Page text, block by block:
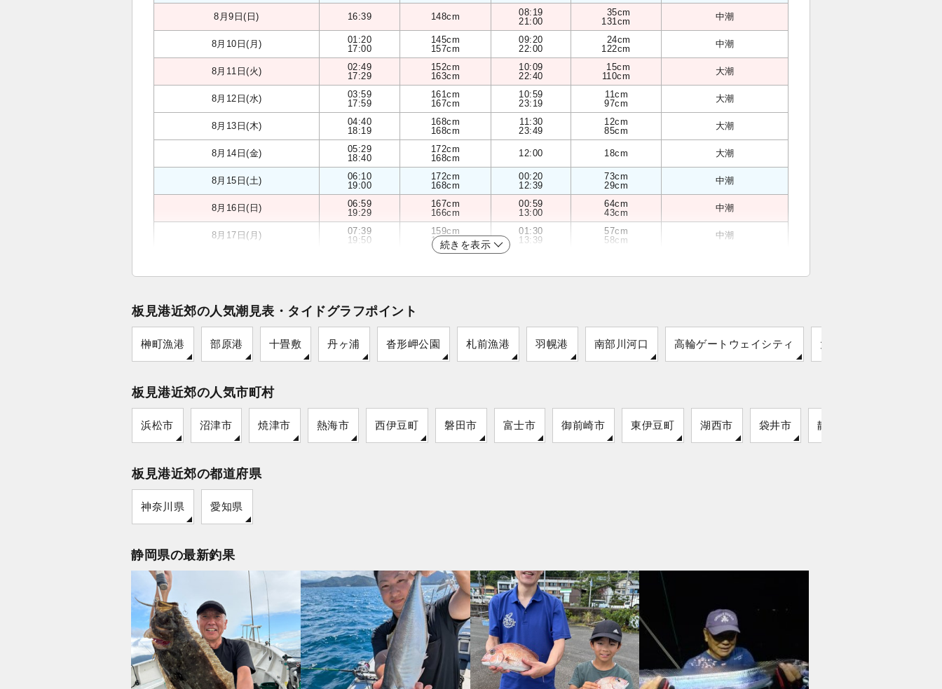
8月9日(日) 16:39 148cm
08:19
21:00
35cm
131cm
中潮
8月10日(月)
01:20
17:00
145cm
157cm
09:20
22:00
24cm
122cm
中潮
8月11日(火)
02:49
17:29
152cm
163cm
10:09
22:40
15cm
110cm
大潮
8月12日(水)
03:59
17:59
161cm
167cm
10:59
23:19
11cm
97cm
大潮
8月13日(木)
04:40
18:19
168cm
168cm
11:30
23:49
12cm
85cm
大潮
8月14日(金)
05:29
18:40
172cm
168cm
12:00 18cm 大潮
8月15日(土)
06:10
19:00
172cm
168cm
00:20
12:39
73cm
29cm
中潮
8月16日(日)
06:59
19:29
167cm
166cm
00:59
13:00
64cm
43cm
中潮
8月17日(月)
07:39
19:50
159cm
164cm
01:30
13:39
57cm
58cm
中潮
続きを表示
板見港近郊の人気潮見表・タイドグラフポイント
榊町漁港 部原港 十畳敷 丹ヶ浦 沓形岬公園 札前漁港 羽幌港 南部川河口 高輪ゲートウェイシティ 大崎地磯
板見港近郊の人気市町村
浜松市 沼津市 焼津市 熱海市 西伊豆町 磐田市 富士市 御前崎市 東伊豆町 湖西市 袋井市 静岡市
板見港近郊の都道府県
神奈川県 愛知県
静岡県の最新釣果